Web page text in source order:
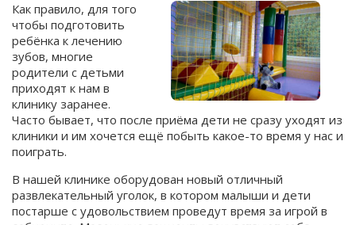
Как правило, для того
чтобы подготовить
ребёнка к лечению
зубов, многие
родители с детьми
приходят к нам в
клинику заранее.
Часто бывает, что после приёма дети не сразу уходят из
клиники и им хочется ещё побыть какое-то время у нас и
поиграть.
В нашей клинике оборудован новый отличный
развлекательный уголок, в котором малыши и дети
постарше с удовольствием проведут время за игрой в